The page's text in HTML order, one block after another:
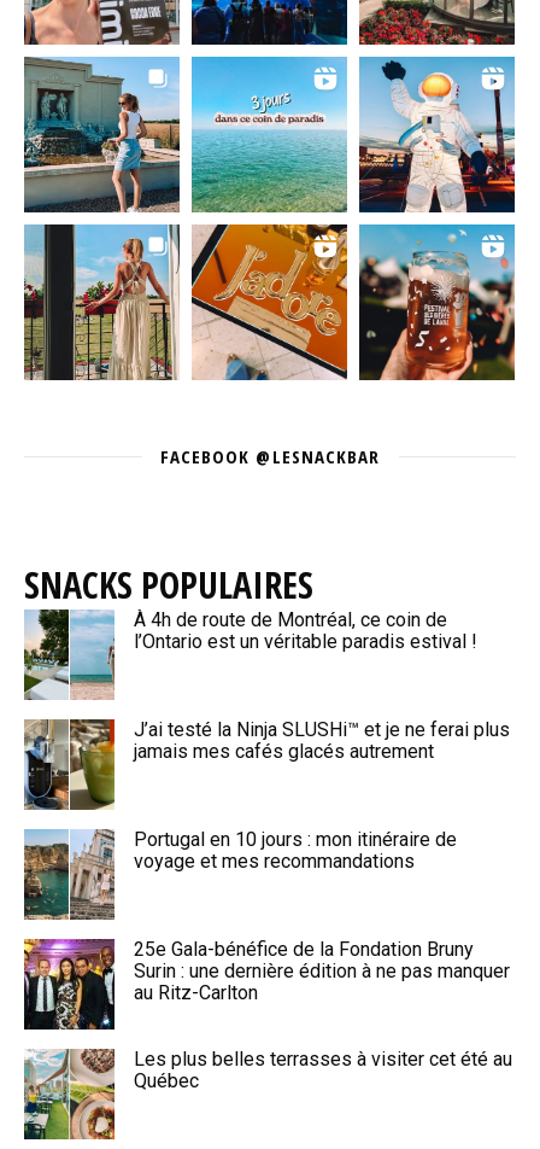
FACEBOOK @LESNACKBAR
SNACKS POPULAIRES
À 4h de route de Montréal, ce coin de
l’Ontario est un véritable paradis estival !
J’ai testé la Ninja SLUSHi™ et je ne ferai plus
jamais mes cafés glacés autrement
Portugal en 10 jours : mon itinéraire de
voyage et mes recommandations
25e Gala-bénéfice de la Fondation Bruny
Surin : une dernière édition à ne pas manquer
au Ritz-Carlton
Les plus belles terrasses à visiter cet été au
Québec